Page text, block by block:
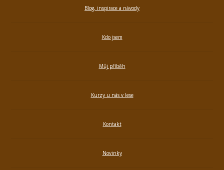
Blog, inspirace a návody
Kdo jsem
Můj příběh
Kurzy u nás v lese
Kontakt
Novinky